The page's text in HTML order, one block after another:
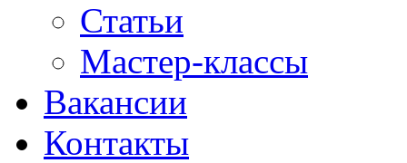
Статьи
Мастер-классы
Вакансии
Контакты